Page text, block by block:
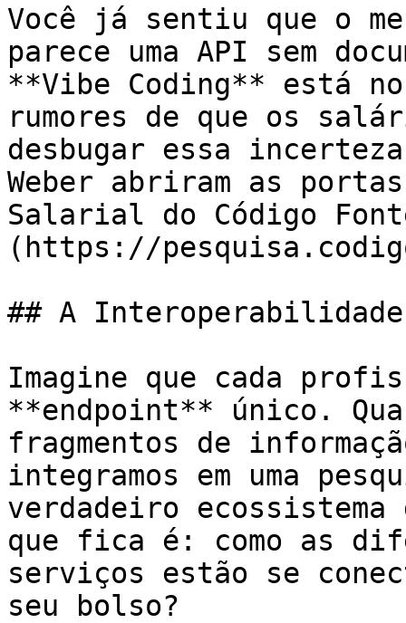
Você já sentiu que o
parece uma API sem
**Vibe Coding** está
rumores de que os
desbugar essa
Weber abriram as
Salarial do Código
(https://
## A
Imagine que cada
**endpoint** único.
fragmentos de
integramos em uma
verdadeiro ecossistema
que fica é: como as
serviços estão se
seu bolso?